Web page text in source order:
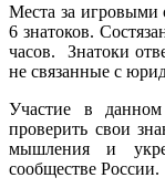
Места за игровыми
6 знатоков.
часов. Знатоки
не связанные с
Участие в
проверить свои
мышления и
сообществе России.